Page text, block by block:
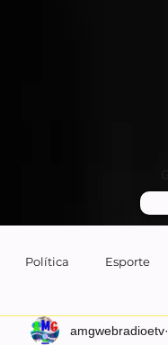
Política Esporte
amgwebradioetv